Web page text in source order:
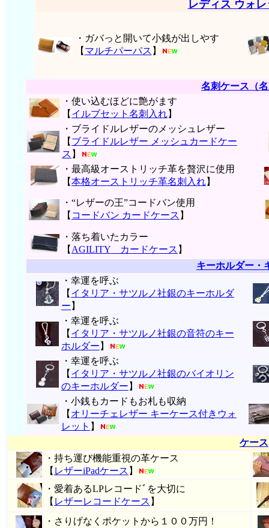
レディス ウォ
・ガバっと開いて小銭が出しやす
【 マルチパーパス 】
名刺ケース（
・使い込むほどに艶がます
【 イルブセット名刺入れ】
・ブライドルレザーのメッシュレザー
【 ブライドルレザー メッシュカードケー
ス 】
・最高級オーストリッチ革を贅沢に使用
【本格オーストリッチ革名刺入れ】
・“レザーの王”コードバン使用
【 コードバン カードケース 】
・落ち着いたカラー
【 AGILITY カードケース 】
キーホルダー・
・幸運を呼ぶ
【 イタリア・サツルノ社銀のキーホルダ
ー 】
・幸運を呼ぶ
【 イタリア・サツルノ社銀の音符のキー
ホルダー 】
・幸運を呼ぶ
【 イタリア・サツルノ社銀のバイオリン
のキーホルダー 】
・小銭もカードもお札も収納
【 オリーチェレザー キーケース付きウォ
レット 】
ケース
・持ち運び機能重視の革ケース
【 レザーiPadケース 】
・愛着あるLPレコードﾞを大切に
【 レザーレコードケース 】
・さりげなくポケットから１００万円！